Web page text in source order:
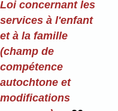
Loi concernant les
services à l'enfant
et à la famille
(champ de
compétence
autochtone et
modifications